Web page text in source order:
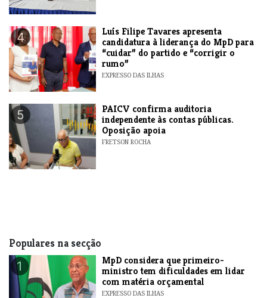
4
Luís Filipe Tavares apresenta
candidatura à liderança do MpD para
“cuidar” do partido e “corrigir o
rumo”
EXPRESSO DAS ILHAS
5
​PAICV confirma auditoria
independente às contas públicas.
Oposição apoia
FRETSON ROCHA
Populares na secção
1
MpD considera que primeiro-
ministro tem dificuldades em lidar
com matéria orçamental
EXPRESSO DAS ILHAS